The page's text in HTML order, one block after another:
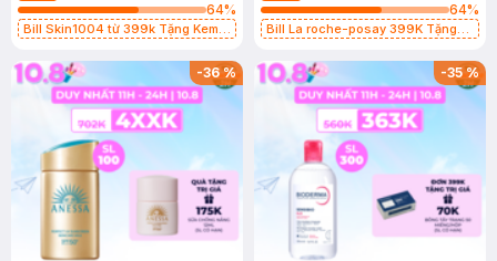
64%
Bill Skin1004 từ 399k Tặng Kem
SPF 50+ 20ml (SL Có Hạn)
64%
Bill La roche-posay 399K Tặng
(SL có hạn)
-36% -35%